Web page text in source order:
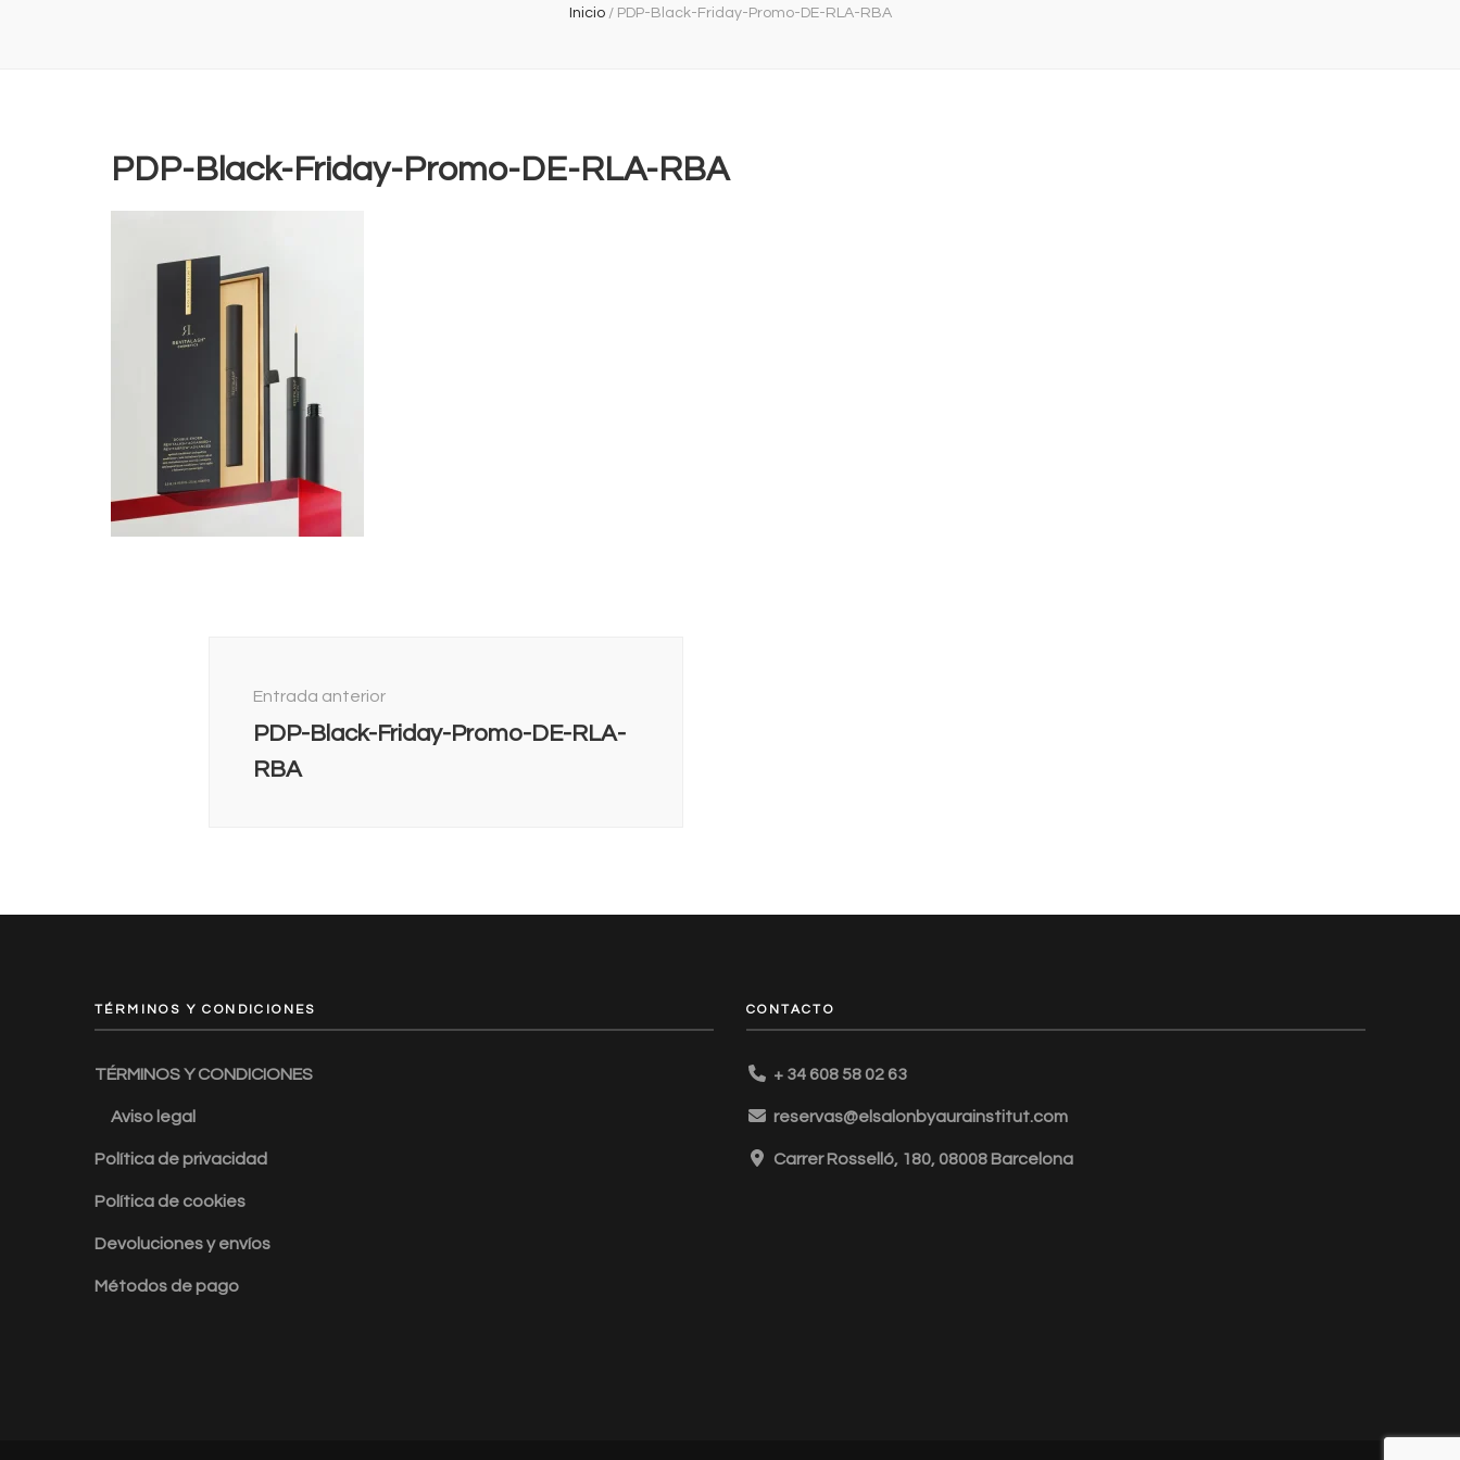
Inicio / PDP-Black-Friday-Promo-DE-RLA-RBA
PDP-Black-Friday-Promo-DE-RLA-RBA
entradas
Entrada anterior
PDP-Black-Friday-Promo-DE-RLA-
RBA
TÉRMINOS Y CONDICIONES
TÉRMINOS Y CONDICIONES
Aviso legal
Política de privacidad
Política de cookies
Devoluciones y envíos
Métodos de pago
CONTACTO
+ 34 608 58 02 63
reservas@elsalonbyaurainstitut.com
Carrer Rosselló, 180, 08008 Barcelona